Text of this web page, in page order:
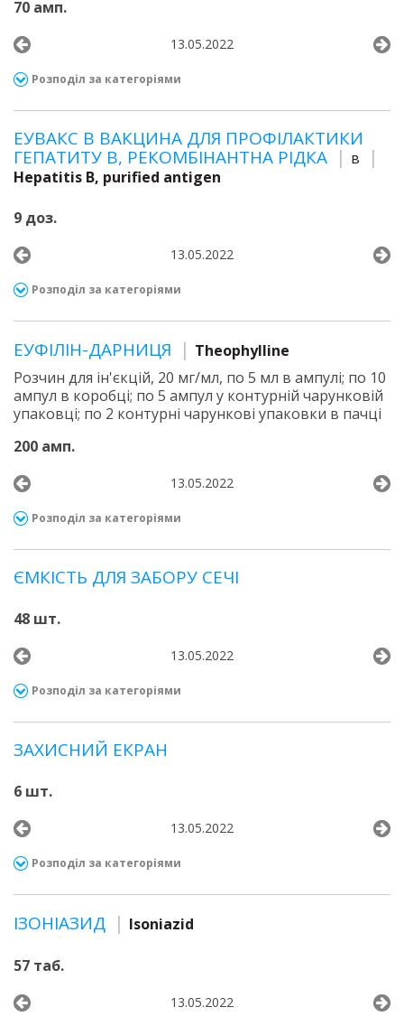
70 амп.
13.05.2022
Розподіл за категоріями
ЕУВАКС В ВАКЦИНА ДЛЯ ПРОФІЛАКТИКИ
ГЕПАТИТУ В, РЕКОМБІНАНТНА РІДКА
в
Hepatitis B, purified antigen
9 доз.
13.05.2022
Розподіл за категоріями
ЕУФІЛІН-ДАРНИЦЯ
Theophylline
Розчин для ін'єкцій, 20 мг/мл, по 5 мл в ампулі; по 10
ампул в коробці; по 5 ампул у контурній чарунковій
упаковці; по 2 контурні чарункові упаковки в пачці
200 амп.
13.05.2022
Розподіл за категоріями
ЄМКІСТЬ ДЛЯ ЗАБОРУ СЕЧІ
48 шт.
13.05.2022
Розподіл за категоріями
ЗАХИСНИЙ ЕКРАН
6 шт.
13.05.2022
Розподіл за категоріями
ІЗОНІАЗИД Isoniazid
57 таб.
13.05.2022